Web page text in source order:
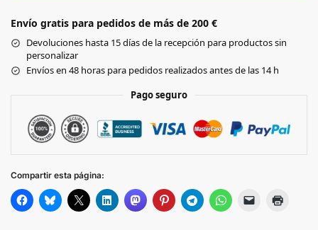
BLANCO
GRIS
NEGRO
Envío gratis para pedidos de más de 200 €
Devoluciones hasta 15 días de la recepción para productos sin
personalizar
Envíos en 48 horas para pedidos realizados antes de las 14 h
Pago seguro
Compartir esta página: